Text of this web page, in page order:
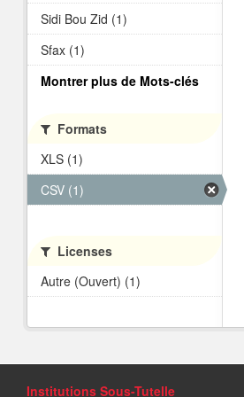
Sidi Bou Zid (1)
Sfax (1)
Montrer plus de Mots-clés
Formats
XLS (1)
CSV (1)
Licenses
Autre (Ouvert) (1)
Institutions Sous-Tutelle